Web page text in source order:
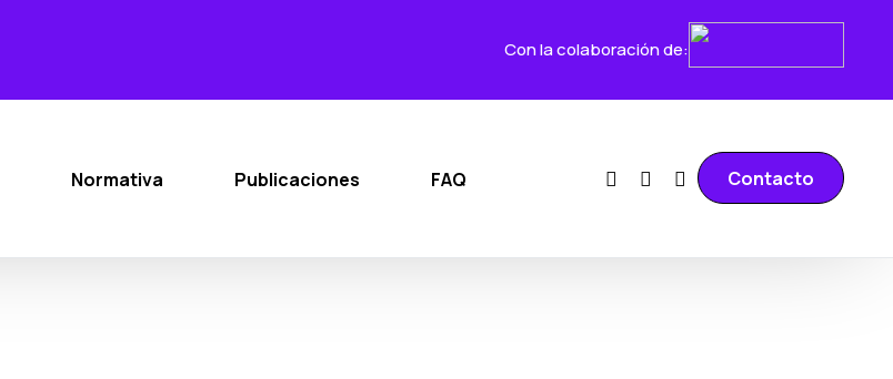
Con la colaboración de:
Normativa Publicaciones FAQ Contacto